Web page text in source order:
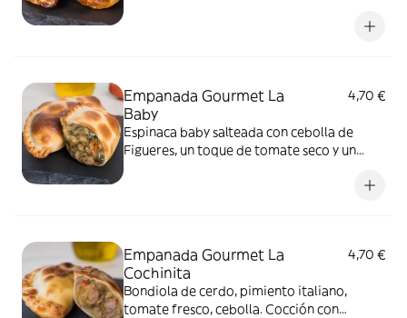
Empanada Gourmet La
Baby
4,70 €
Espinaca baby salteada con cebolla de
Figueres, un toque de tomate seco y un
Empanada Gourmet La
Cochinita
4,70 €
Bondiola de cerdo, pimiento italiano,
tomate fresco, cebolla. Cocción con